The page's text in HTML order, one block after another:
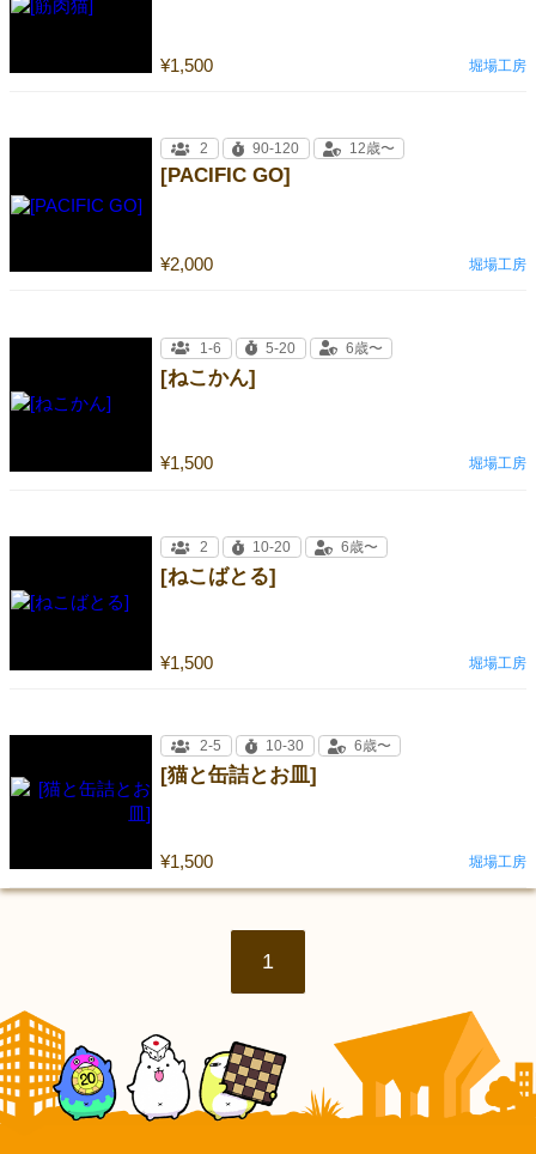
¥1,500 堀場工房
[PACIFIC GO]
¥2,000
2 90-120 12歳〜
堀場工房
[ねこかん]
¥1,500
1-6 5-20 6歳〜
堀場工房
[ねこばとる]
¥1,500
2 10-20 6歳〜
堀場工房
[猫と缶詰とお皿]
¥1,500
2-5 10-30 6歳〜
堀場工房
1